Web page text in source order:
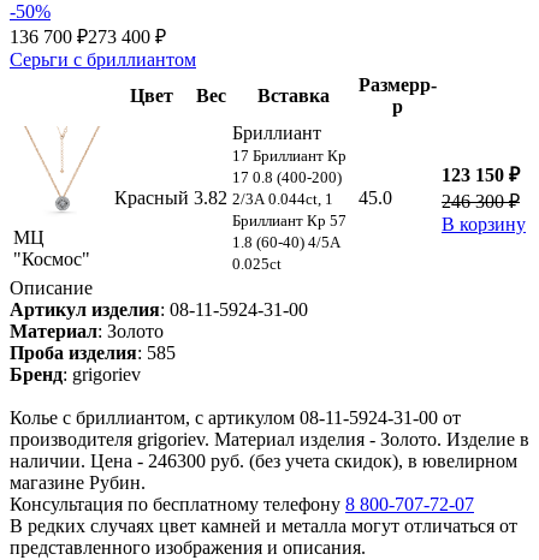
-50%
136 700 ₽273 400 ₽
Серьги с бриллиантом
Цвет
Вес Вставка
Размерр-
р
МЦ
"Космос"
Красный 3.82
Бриллиант
17 Бриллиант Кр
17 0.8 (400-200)
2/3А 0.044ct, 1
Бриллиант Кр 57
1.8 (60-40) 4/5А
0.025ct
45.0
123 150 ₽
246 300 ₽
В корзину
Описание
Артикул изделия: 08-11-5924-31-00
Материал: Золото
Проба изделия: 585
Бренд: grigoriev
Колье с бриллиантом, с артикулом 08-11-5924-31-00 от
производителя grigoriev. Материал изделия - Золото. Изделие в
наличии. Цена - 246300 руб. (без учета скидок), в ювелирном
магазине Рубин.
Консультация по бесплатному телефону 8 800-707-72-07
В редких случаях цвет камней и металла могут отличаться от
представленного изображения и описания.